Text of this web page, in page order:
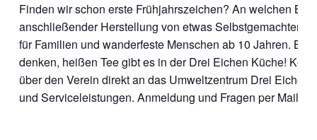
Finden wir schon erste Frühjahrszeichen? An welchen
anschließender Herstellung von etwas Selbstgemachtem
für Familien und wanderfeste Menschen ab 10 Jahren.
denken, heißen Tee gibt es in der Drei Eichen Küche!
über den Verein direkt an das Umweltzentrum Drei
und Serviceleistungen. Anmeldung und Fragen per Mail